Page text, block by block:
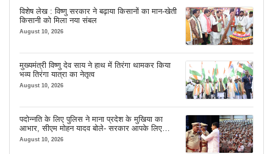
विशेष लेख : विष्णु सरकार ने बढ़ाया किसानों का मान-खेती
किसानी को मिला नया संबल
August 10, 2026
मुख्यमंत्री विष्णु देव साय ने हाथ में तिरंगा थामकर किया
भव्य तिरंगा यात्रा का नेतृत्व
August 10, 2026
पदोन्नति के लिए पुलिस ने माना प्रदेश के मुखिया का
आभार, सीएम मोहन यादव बोले- सरकार आपके लिए
सबकुछ करेगी
August 10, 2026